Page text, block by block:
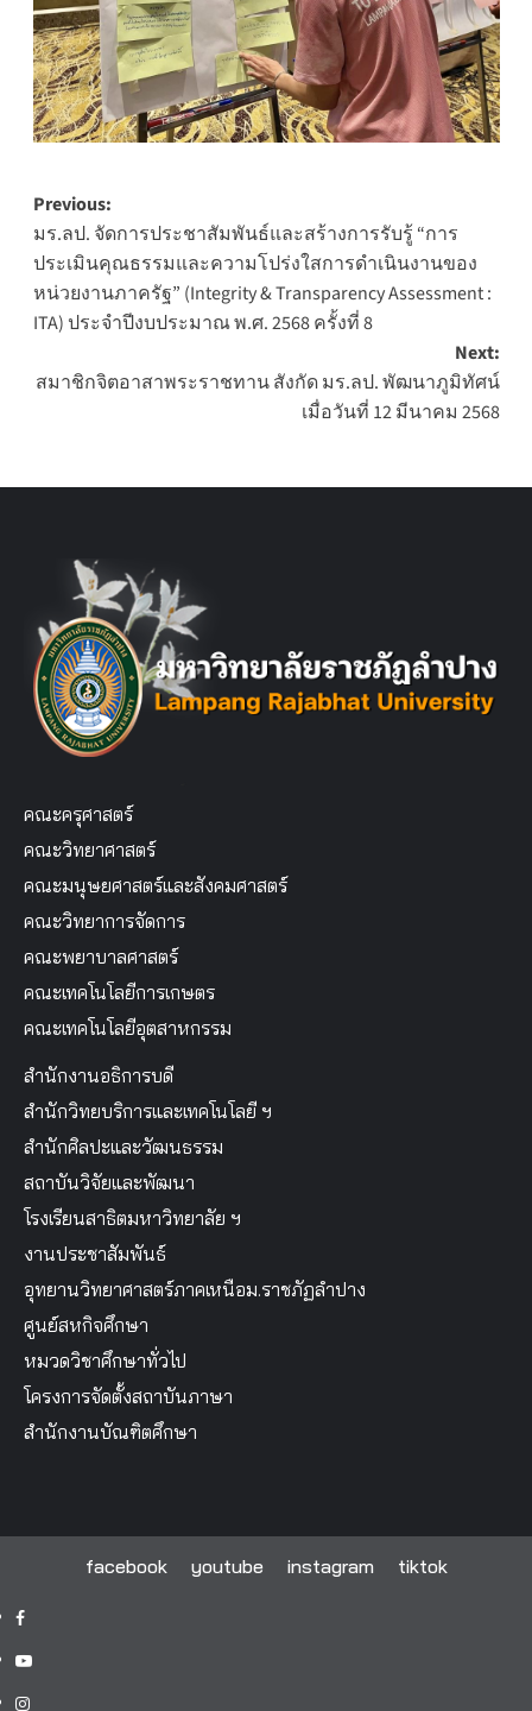
Post
navigation
Previous:
มร.ลป. จัดการประชาสัมพันธ์และสร้างการรับรู้ “การ
ประเมินคุณธรรมและความโปร่งใสการดำเนินงานของ
หน่วยงานภาครัฐ” (Integrity & Transparency Assessment :
ITA) ประจำปีงบประมาณ พ.ศ. 2568 ครั้งที่ 8
Next:
สมาชิกจิตอาสาพระราชทาน สังกัด มร.ลป. พัฒนาภูมิทัศน์
เมื่อวันที่ 12 มีนาคม 2568
คณะครุศาสตร์
คณะวิทยาศาสตร์
คณะมนุษยศาสตร์และสังคมศาสตร์
คณะวิทยาการจัดการ
คณะพยาบาลศาสตร์
คณะเทคโนโลยีการเกษตร
คณะเทคโนโลยีอุตสาหกรรม
สำนักงานอธิการบดี
สำนักวิทยบริการและเทคโนโลยี ฯ
สำนักศิลปะและวัฒนธรรม
สถาบันวิจัยและพัฒนา
โรงเรียนสาธิตมหาวิทยาลัย ฯ
งานประชาสัมพันธ์
อุทยานวิทยาศาสตร์ภาคเหนือม.ราชภัฏลำปาง
ศูนย์สหกิจศึกษา
หมวดวิชาศึกษาทั่วไป
โครงการจัดตั้งสถาบันภาษา
สำนักงานบัณฑิตศึกษา
facebook youtube instagram tiktok
facebook
youtube
instagram